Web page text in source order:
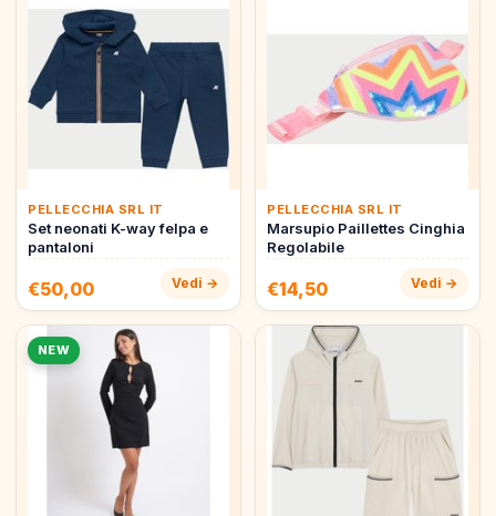
PELLECCHIA SRL IT
Set neonati K-way felpa e
pantaloni
€50,00 Vedi →
PELLECCHIA SRL IT
Marsupio Paillettes Cinghia
Regolabile
€14,50 Vedi →
NEW